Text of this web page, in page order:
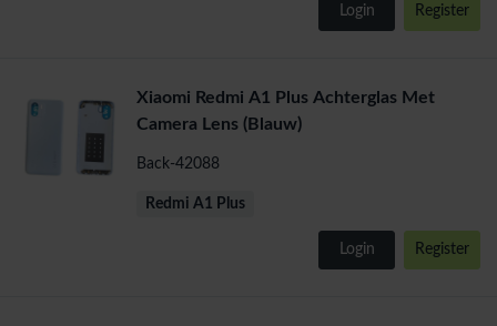
Login Register
Xiaomi Redmi A1 Plus Achterglas Met
Camera Lens (Blauw)
Back-42088
Redmi A1 Plus
Login Register